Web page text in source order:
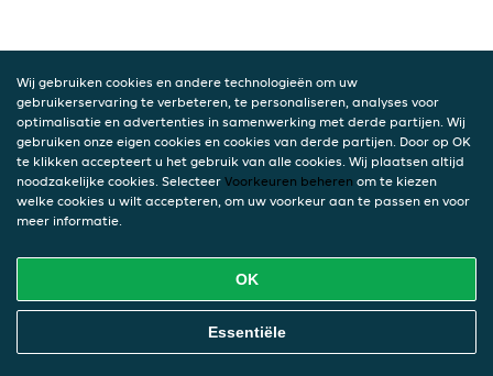
Wij gebruiken cookies en andere technologieën om uw
gebruikerservaring te verbeteren, te personaliseren, analyses voor
optimalisatie en advertenties in samenwerking met derde partijen. Wij
gebruiken onze eigen cookies en cookies van derde partijen. Door op OK
te klikken accepteert u het gebruik van alle cookies. Wij plaatsen altijd
noodzakelijke cookies. Selecteer Voorkeuren beheren om te kiezen
welke cookies u wilt accepteren, om uw voorkeur aan te passen en voor
meer informatie.
OK
Essentiële